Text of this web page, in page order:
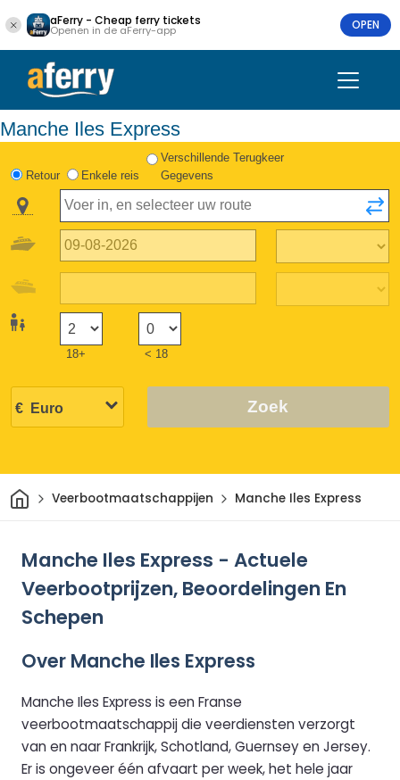
aFerry - Cheap ferry tickets
Openen in de aFerry-app OPEN
Manche Iles Express
Retour Enkele reis
Verschillende Terugkeer
Gegevens
18+ < 18
Zoek
ThuisVeerbootmaatschappijen Manche Iles Express
Manche Iles Express - Actuele
Veerbootprijzen, Beoordelingen En
Schepen
Over Manche Iles Express
Manche Iles Express is een Franse
veerbootmaatschappij die veerdiensten verzorgt
van en naar Frankrijk, Schotland, Guernsey en Jersey.
Er is ongeveer één afvaart per week, het hele jaar